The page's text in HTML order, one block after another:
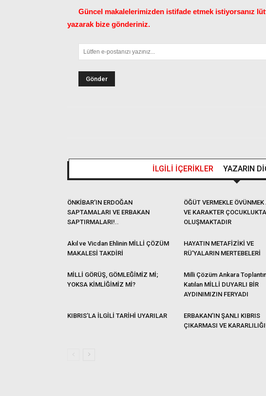
Güncel makalelerimizden istifade etmek istiyorsanız
yazarak bize gönderiniz.
İLGİLİ İÇERİKLER YAZARIN
ÖNKİBAR’IN ERDOĞAN
SAPTAMALARI VE ERBAKAN
SAPTIRMALARI!..
ÖĞÜT VERMEKLE
VE KARAKTER ÇOCUKLUKTA
OLUŞMAKTADIR
Akıl ve Vicdan Ehlinin MİLLİ ÇÖZÜM
MAKALESİ TAKDİRİ
HAYATIN METAFİZİKİ VE
RÜ’YALARIN MERTEBELERİ
MİLLİ GÖRÜŞ, GÖMLEĞİMİZ Mİ;
YOKSA KİMLİĞİMİZ Mİ?
Milli Çözüm Ankara
Katılan MİLLİ DUYARLI BİR
AYDINIMIZIN FERYADI
KIBRIS’LA İLGİLİ TARİHİ UYARILAR
ERBAKAN’IN ŞANLI KIBRIS
ÇIKARMASI VE